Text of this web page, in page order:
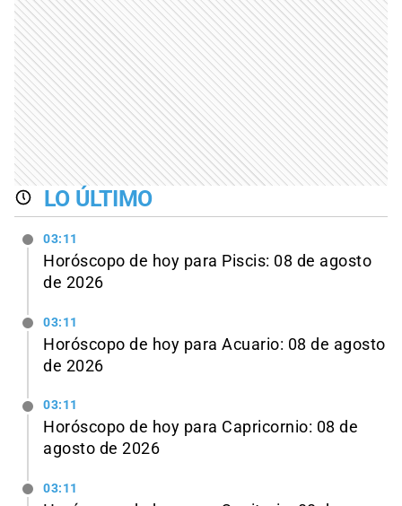
LO ÚLTIMO
03:11
Horóscopo de hoy para Piscis: 08 de agosto
de 2026
03:11
Horóscopo de hoy para Acuario: 08 de agosto
de 2026
03:11
Horóscopo de hoy para Capricornio: 08 de
agosto de 2026
03:11